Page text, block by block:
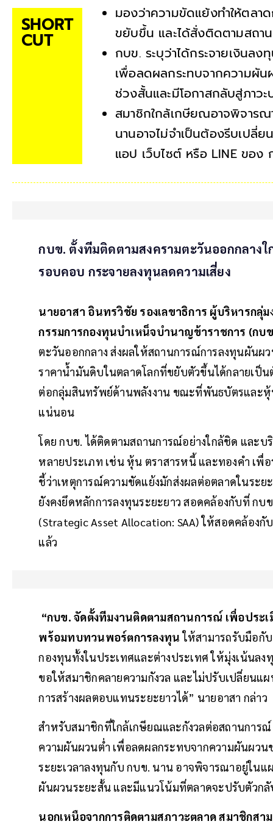
SHORT
CUT
มองว่าความขัดแย้งทำให้ตลา
ขยับขึ้น และได้สั่งติดตามสถา
กบข. ระบุว่าได้กระจายเงินล
เพื่อลดผลกระทบจากความผั
ช่วงสั้นและมีโอกาสกลับสู่ภาว
สมาชิกใกล้เกษียณอาจพิจาร
นานอาจไม่จำเป็นต้องรีบเปลี่
แอป เว็บไซต์ หรือ LINE ของ
กบข. ตั้งทีมติดตามสงครามตะวันออกกลาง
รอบคอบ กระจายลงทุนลดความเสี่ยง
นายอาสา อินทรวิชัย รองเลขาธิการ ผู้บริหารก
กรรมการกองทุนบำเหน็จบำนาญข้าราชการ (กบข
ตะวันออกกลาง ส่งผลให้สถานการณ์การลงทุนผันผ
ราคาน้ำมันดิบในตลาดโลกที่ขยับตัวขึ้นได้กลายเป็
ต่อกลุ่มสินทรัพย์ด้านพลังงาน ขณะที่พันธบัตรและหุ้
แน่นอน
โดย กบข. ได้ติดตามสถานการณ์อย่างใกล้ชิด และ
หลายประเภท เช่น หุ้น ตราสารหนี้ และทองคำ เพื่
ชี้ว่าเหตุการณ์ความขัดแย้งมักส่งผลต่อตลาดในระ
ยังคงยึดหลักการลงทุนระยะยาว สอดคล้องกับที่ ก
(Strategic Asset Allocation: SAA) ให้สอดคล้อ
แล้ว
“กบข. จัดตั้งทีมงานติดตามสถานการณ์ เพื่อปร
พร้อมทบทวนพอร์ตการลงทุน ให้สามารถรับมือกั
กองทุนทั้งในประเทศและต่างประเทศ ให้มุ่งเน้นล
ขอให้สมาชิกคลายความกังวล และไม่ปรับเปลี่ยนแ
การสร้างผลตอบแทนระยะยาวได้” นายอาสา กล่าว
สำหรับสมาชิกที่ใกล้เกษียณและกังวลต่อสถานการ
ความผันผวนต่ำ เพื่อลดผลกระทบจากความผันผว
ระยะเวลาลงทุนกับ กบข. นาน อาจพิจารณาอยู่ใน
ผันผวนระยะสั้น และมีแนวโน้มที่ตลาดจะปรับตัวกลั
นอกเหนือจากการติดตามสภาวะตลาด สมาชิกสา